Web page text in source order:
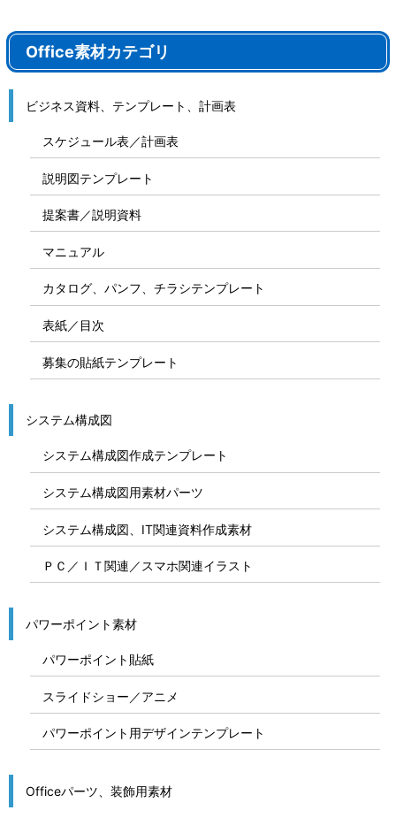
Office素材カテゴリ
ビジネス資料、テンプレート、計画表
スケジュール表／計画表
説明図テンプレート
提案書／説明資料
マニュアル
カタログ、パンフ、チラシテンプレート
表紙／目次
募集の貼紙テンプレート
システム構成図
システム構成図作成テンプレート
システム構成図用素材パーツ
システム構成図、IT関連資料作成素材
ＰＣ／ＩＴ関連／スマホ関連イラスト
パワーポイント素材
パワーポイント貼紙
スライドショー／アニメ
パワーポイント用デザインテンプレート
Officeパーツ、装飾用素材